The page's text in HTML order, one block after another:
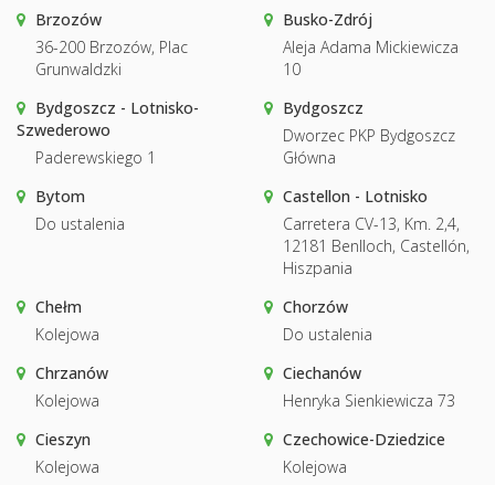
Brzozów
36-200 Brzozów, Plac
Grunwaldzki
Busko-Zdrój
Aleja Adama Mickiewicza
10
Bydgoszcz - Lotnisko-
Szwederowo
Paderewskiego 1
Bydgoszcz
Dworzec PKP Bydgoszcz
Główna
Bytom
Do ustalenia
Castellon - Lotnisko
Carretera CV-13, Km. 2,4,
12181 Benlloch, Castellón,
Hiszpania
Chełm
Kolejowa
Chorzów
Do ustalenia
Chrzanów
Kolejowa
Ciechanów
Henryka Sienkiewicza 73
Cieszyn
Kolejowa
Czechowice-Dziedzice
Kolejowa